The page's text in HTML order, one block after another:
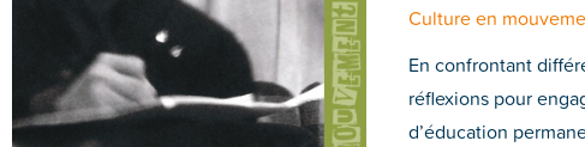
Culture en
En confrontant
réflexions pour
d’éducation